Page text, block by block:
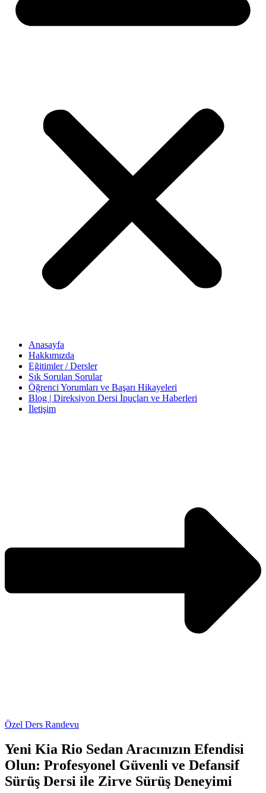
Anasayfa
Hakkımızda
Eğitimler / Dersler
Sık Sorulan Sorular
Öğrenci Yorumları ve Başarı Hikayeleri
Blog | Direksiyon Dersi İpuçları ve Haberleri
İletişim
Özel Ders Randevu
Yeni Kia Rio Sedan Aracınızın Efendisi
Olun: Profesyonel Güvenli ve Defansif
Sürüş Dersi ile Zirve Sürüş Deneyimi